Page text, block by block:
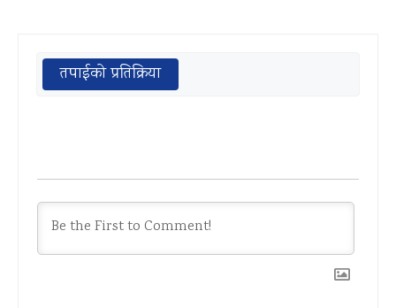
तपाईको प्रतिक्रिया